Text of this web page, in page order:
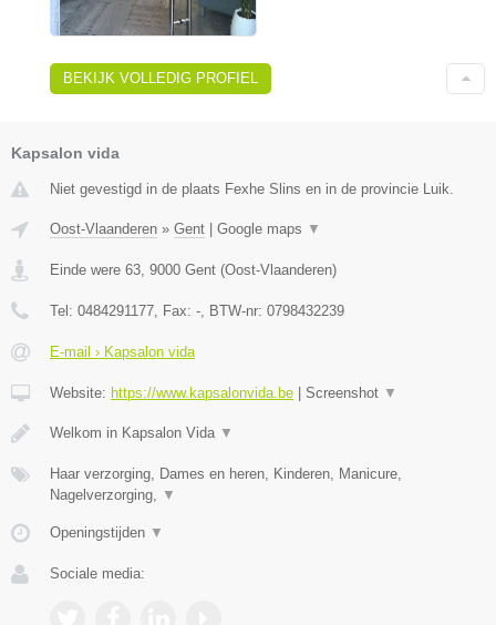
BEKIJK VOLLEDIG PROFIEL
Kapsalon vida
Niet gevestigd in de plaats Fexhe Slins en in de provincie Luik.
Oost-Vlaanderen » Gent Google maps ▼
Einde were 63, 9000 Gent (Oost-Vlaanderen)
Tel: 0484291177, Fax: -, BTW-nr: 0798432239
E-mail › Kapsalon vida
Website: https://www.kapsalonvida.be Screenshot ▼
Welkom in Kapsalon Vida ▼
Haar verzorging, Dames en heren, Kinderen, Manicure,
Nagelverzorging, ▼
Openingstijden ▼
Sociale media: